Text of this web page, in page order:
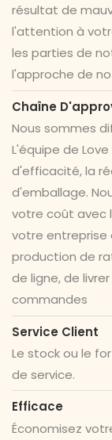
résultat de
l'attention à
les parties de
l'approche de
Chaîne
Nous sommes
L'équipe de
d'efficacité, la
d'emballage.
votre coût avec
votre entreprise
production de
de ligne, de
commandes
Service Client
Le stock ou le
de service.
Efficace
Économisez